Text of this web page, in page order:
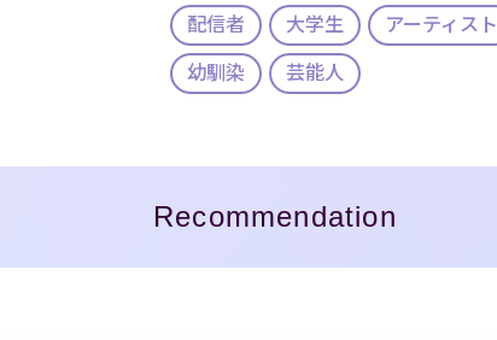
配信者 大学生 アーティスト
幼馴染 芸能人
Recommendation